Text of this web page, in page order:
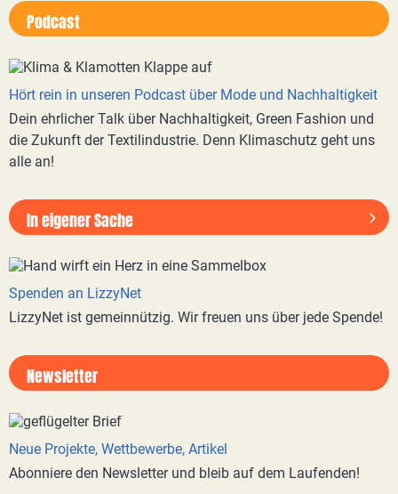
Podcast
Hört rein in unseren Podcast über Mode und Nachhaltigkeit
Dein ehrlicher Talk über Nachhaltigkeit, Green Fashion und
die Zukunft der Textilindustrie. Denn Klimaschutz geht uns
alle an!
In eigener Sache
Spenden an LizzyNet
LizzyNet ist gemeinnützig. Wir freuen uns über jede Spende!
Newsletter
Neue Projekte, Wettbewerbe, Artikel
Abonniere den Newsletter und bleib auf dem Laufenden!